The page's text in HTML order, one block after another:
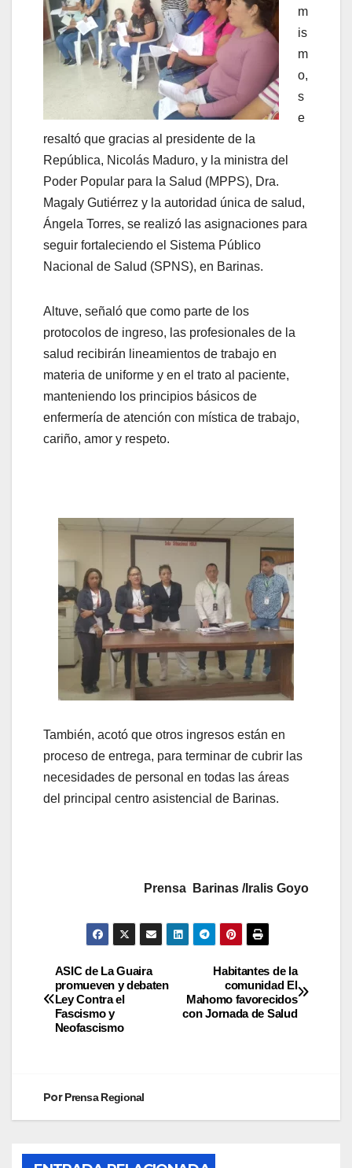
m
is
m
o,
s
e
resaltó que gracias al presidente de la
República, Nicolás Maduro, y la ministra del
Poder Popular para la Salud (MPPS), Dra.
Magaly Gutiérrez y la autoridad única de salud,
Ángela Torres, se realizó las asignaciones para
seguir fortaleciendo el Sistema Público
Nacional de Salud (SPNS), en Barinas.
Altuve, señaló que como parte de los
protocolos de ingreso, las profesionales de la
salud recibirán lineamientos de trabajo en
materia de uniforme y en el trato al paciente,
manteniendo los principios básicos de
enfermería de atención con mística de trabajo,
cariño, amor y respeto.
También, acotó que otros ingresos están en
proceso de entrega, para terminar de cubrir las
necesidades de personal en todas las áreas
del principal centro asistencial de Barinas.
Prensa Barinas /Iralis Goyo
Habitantes de la
comunidad El
Mahomo favorecidos
con Jornada de Salud
ASIC de La Guaira
promueven y debaten
Ley Contra el
Fascismo y
Neofascismo
PorPrensa Regional